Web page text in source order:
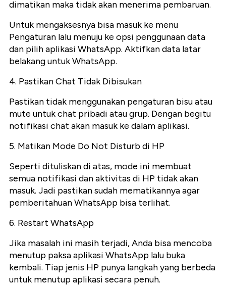
dimatikan maka tidak akan menerima pembaruan.
Untuk mengaksesnya bisa masuk ke menu
Pengaturan lalu menuju ke opsi penggunaan data
dan pilih aplikasi WhatsApp. Aktifkan data latar
belakang untuk WhatsApp.
4. Pastikan Chat Tidak Dibisukan
Pastikan tidak menggunakan pengaturan bisu atau
mute untuk chat pribadi atau grup. Dengan begitu
notifikasi chat akan masuk ke dalam aplikasi.
5. Matikan Mode Do Not Disturb di HP
Seperti dituliskan di atas, mode ini membuat
semua notifikasi dan aktivitas di HP tidak akan
masuk. Jadi pastikan sudah mematikannya agar
pemberitahuan WhatsApp bisa terlihat.
6. Restart WhatsApp
Jika masalah ini masih terjadi, Anda bisa mencoba
menutup paksa aplikasi WhatsApp lalu buka
kembali. Tiap jenis HP punya langkah yang berbeda
untuk menutup aplikasi secara penuh.